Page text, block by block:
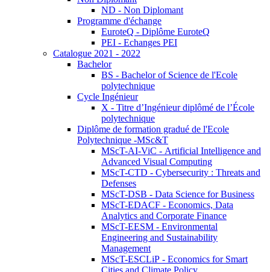
ND - Non Diplomant
Programme d'échange
EuroteQ - Diplôme EuroteQ
PEI - Echanges PEI
Catalogue 2021 - 2022
Bachelor
BS - Bachelor of Science de l'Ecole
polytechnique
Cycle Ingénieur
X - Titre d’Ingénieur diplômé de l’École
polytechnique
Diplôme de formation gradué de l'Ecole
Polytechnique -MSc&T
MScT-AI-ViC - Artificial Intelligence and
Advanced Visual Computing
MScT-CTD - Cybersecurity : Threats and
Defenses
MScT-DSB - Data Science for Business
MScT-EDACF - Economics, Data
Analytics and Corporate Finance
MScT-EESM - Environmental
Engineering and Sustainability
Management
MScT-ESCLiP - Economics for Smart
Cities and Climate Policy